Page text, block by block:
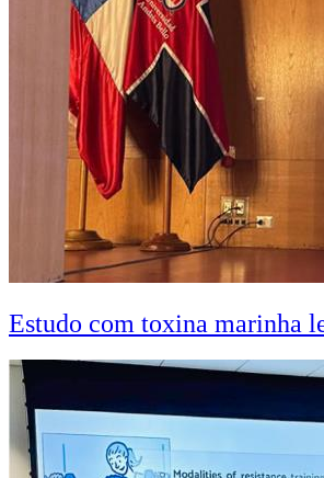
Estudo com toxina marinha